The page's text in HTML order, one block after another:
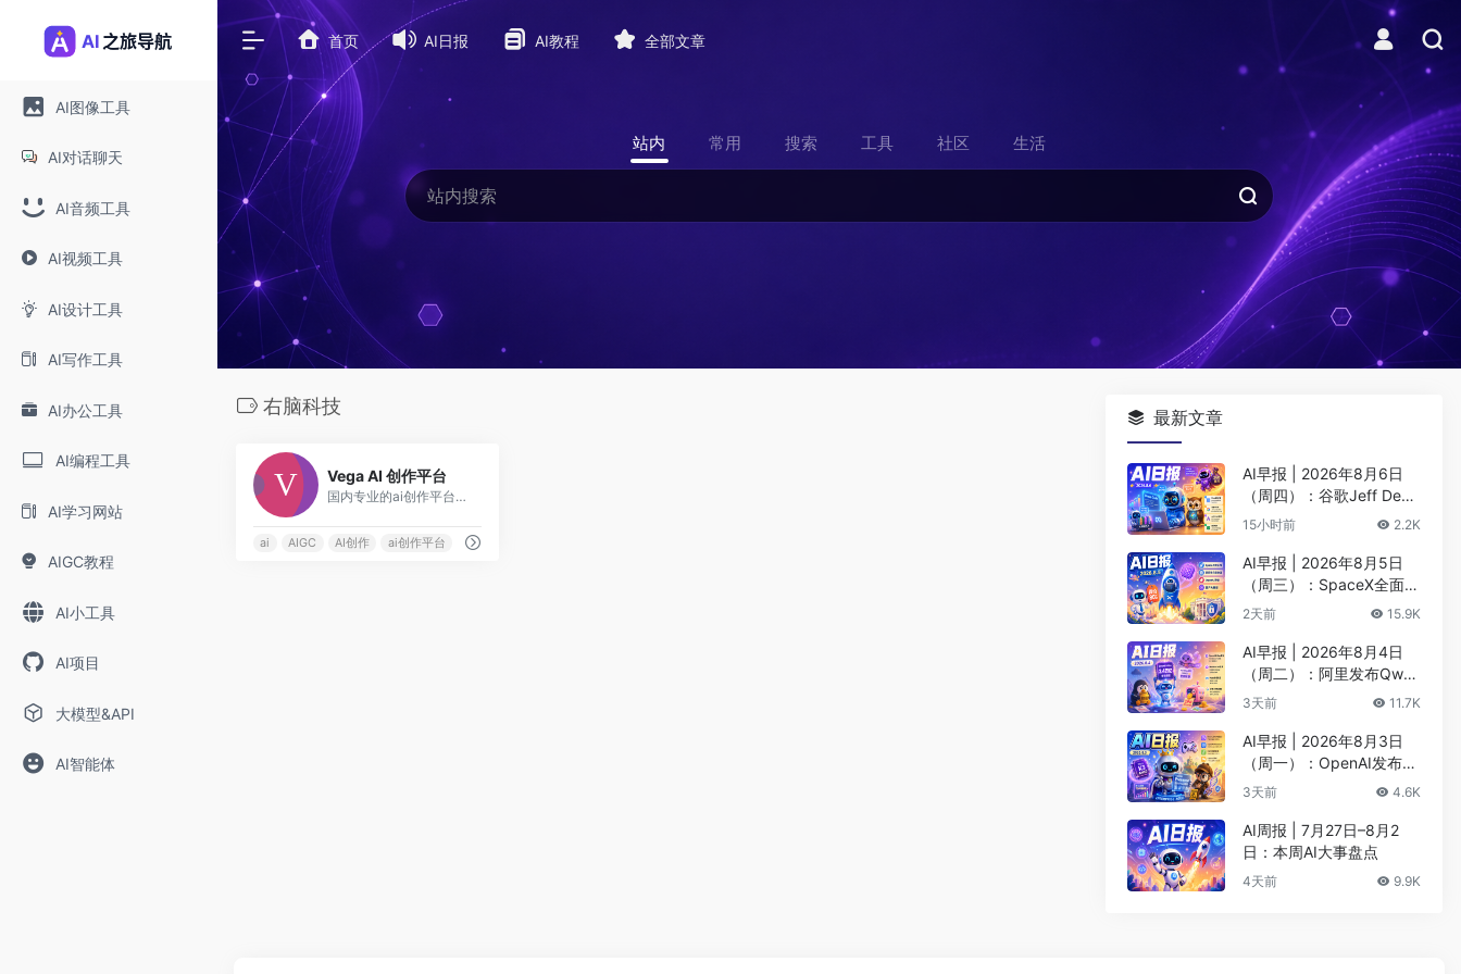
AI图像工具
AI对话聊天
AI音频工具
AI视频工具
AI设计工具
AI写作工具
AI办公工具
AI编程工具
AI学习网站
AIGC教程
AI小工具
AI项目
大模型&API
AI智能体
首页 AI日报 AI教程 全部文章
站内 常用 搜索 工具 社区 生活
右脑科技
Vega AI 创作平台
国内专业的ai创作平台，支持文本生成图片，图片风格转换
ai AIGC AI创作 ai创作平台
最新文章
AI早报 | 2026年8月6日
（周四）：谷歌Jeff Dean
创办AI科学公司、Meta发
15小时前 2.2K
AI早报 | 2026年8月5日
（周三）：SpaceX全面押
注英伟达布局太空AI、四
2天前 15.9K
AI早报 | 2026年8月4日
（周二）：阿里发布Qwen
3.8-Max旗舰模型、MiniM
3天前 11.7K
AI早报 | 2026年8月3日
（周一）：OpenAI发布Pr
esence、DNA证据被曝可
一句话生成3D游戏
3天前 4.6K
AI周报 | 7月27日–8月2
日：本周AI大事盘点
4天前 9.9K